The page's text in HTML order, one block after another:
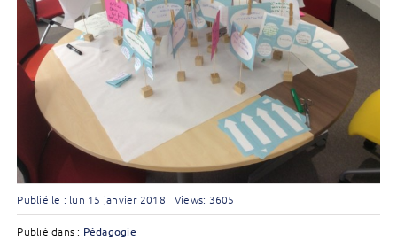
Publié le : lun 15 janvier 2018 Views: 3605
Publié dans : Pédagogie